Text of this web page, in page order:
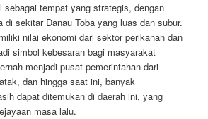
sebagai tempat yang strategis, dengan
di sekitar Danau Toba yang luas dan subur.
nilai ekonomi dari sektor perikanan dan
simbol kebesaran bagi masyarakat
menjadi pusat pemerintahan dari
dan hingga saat ini, banyak
dapat ditemukan di daerah ini, yang
masa lalu.